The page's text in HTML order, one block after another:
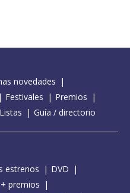
novedades
Festivales
Premios
Listas Guía / directorio
estrenos
DVD
premios